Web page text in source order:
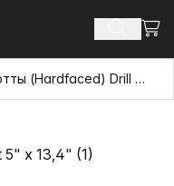
Іздеу
Стандартты (Hardfaced) Drill Bit 5" х 13,4"